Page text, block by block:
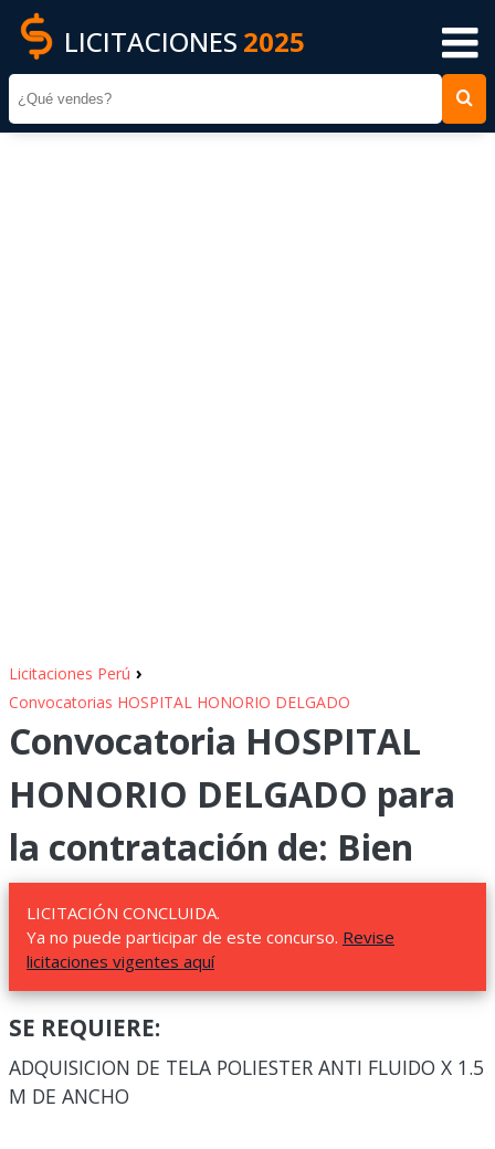
LICITACIONES 2025
Licitaciones Perú ›
Convocatorias HOSPITAL HONORIO DELGADO
Convocatoria HOSPITAL
HONORIO DELGADO para
la contratación de: Bien
LICITACIÓN CONCLUIDA.
Ya no puede participar de este concurso. Revise
licitaciones vigentes aquí
SE REQUIERE:
ADQUISICION DE TELA POLIESTER ANTI FLUIDO X 1.5
M DE ANCHO